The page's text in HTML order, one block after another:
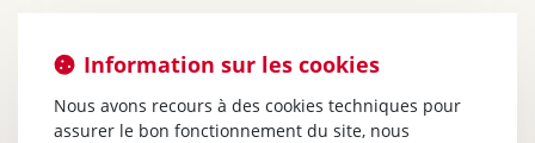
Information sur les cookies
Nous avons recours à des cookies techniques pour
assurer le bon fonctionnement du site, nous